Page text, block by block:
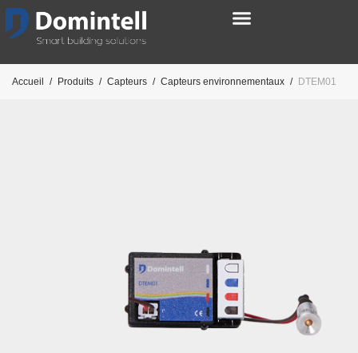
Accueil / Produits / Capteurs / Capteurs environnementaux / DTEM01